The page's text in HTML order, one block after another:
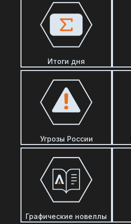
Итоги дня
Угрозы России
Графические новеллы